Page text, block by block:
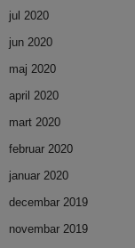
jul 2020
jun 2020
maj 2020
april 2020
mart 2020
februar 2020
januar 2020
decembar 2019
novembar 2019